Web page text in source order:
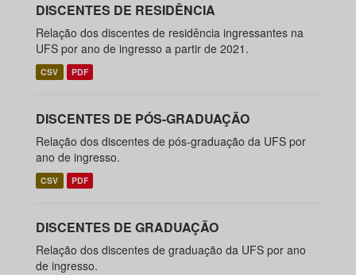
DISCENTES DE RESIDÊNCIA
Relação dos discentes de residência ingressantes na
UFS por ano de ingresso a partir de 2021.
CSV PDF
DISCENTES DE PÓS-GRADUAÇÃO
Relação dos discentes de pós-graduação da UFS por
ano de ingresso.
CSV PDF
DISCENTES DE GRADUAÇÃO
Relação dos discentes de graduação da UFS por ano
de ingresso.